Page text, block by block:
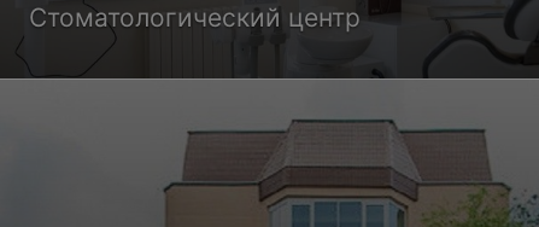
Стоматологический центр